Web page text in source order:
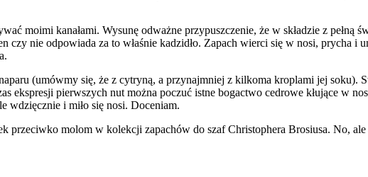
moimi kanałami. Wysunę odważne przypuszczenie, że w składzie z pełną
czy nie odpowiada za to właśnie kadzidło. Zapach wierci się w nosi, prycha
(umówmy się, że z cytryną, a przynajmniej z kilkoma kroplami jej soku).
ekspresji pierwszych nut można poczuć istne bogactwo cedrowe kłujące w
wdzięcznie i miło się nosi. Doceniam.
przeciwko molom w kolekcji zapachów do szaf Christophera Brosiusa. No, ale